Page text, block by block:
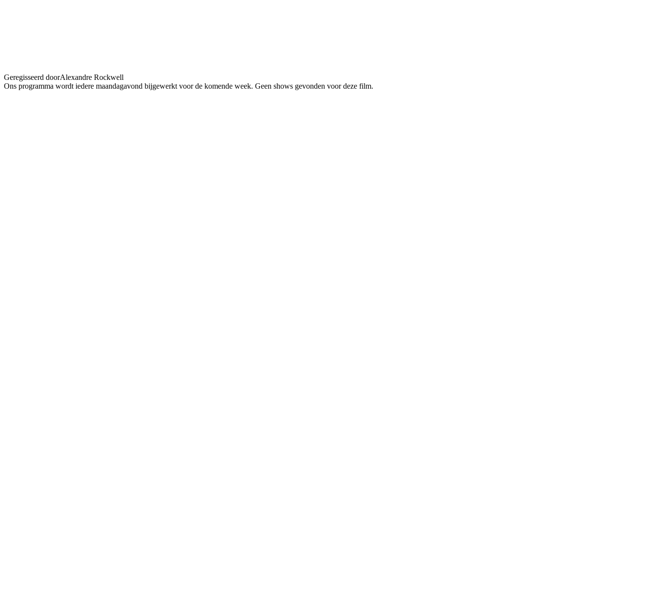
Geregisseerd doorAlexandre Rockwell
Ons programma wordt iedere maandagavond bijgewerkt voor de komende week. Geen shows gevonden voor deze film.